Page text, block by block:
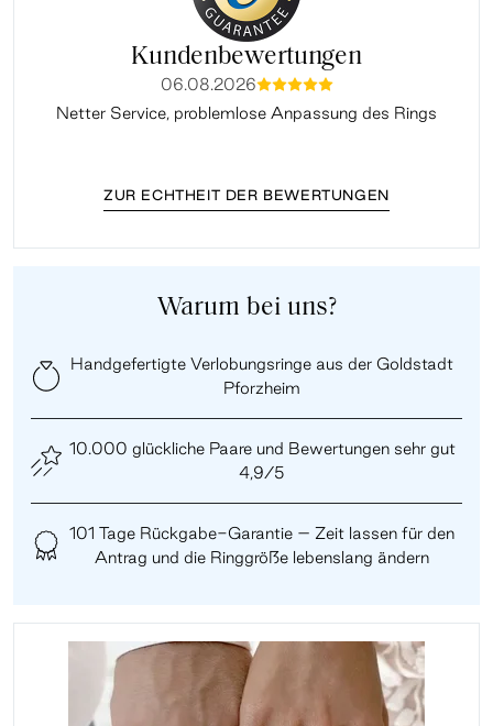
Kundenbewertungen
06.08.2026mmmmm
Netter Service, problemlose Anpassung des Rings
ZUR ECHTHEIT DER BEWERTUNGEN
Warum bei uns?
Handgefertigte Verlobungsringe aus der Goldstadt
Pforzheim
10.000 glückliche Paare und Bewertungen sehr gut
4,9/5
101 Tage Rückgabe-Garantie – Zeit lassen für den
Antrag und die Ringgröße lebenslang ändern